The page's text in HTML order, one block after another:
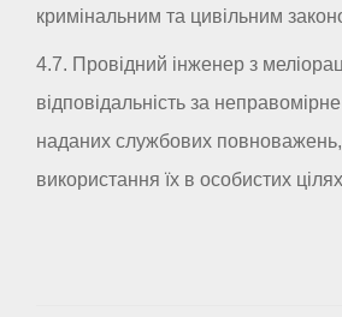
кримінальним та цивільним
4.7. Провідний інженер з
відповідальність за
наданих службових
використання їх в особистих